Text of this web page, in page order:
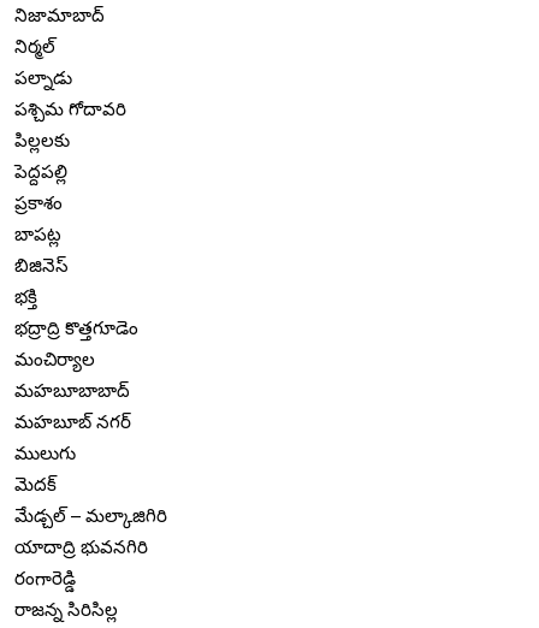
నిజామాబాద్
నిర్మల్
పల్నాడు
పశ్చిమ గోదావరి
పిల్లలకు
పెద్దపల్లి
ప్రకాశం
బాపట్ల
బిజినెస్
భక్తి
భద్రాద్రి కొత్తగూడెం
మంచిర్యాల
మహబూబాబాద్
మహబూబ్ నగర్
ములుగు
మెదక్
మేడ్చల్ – మల్కాజిగిరి
యాదాద్రి భువనగిరి
రంగారెడ్డి
రాజన్న సిరిసిల్ల